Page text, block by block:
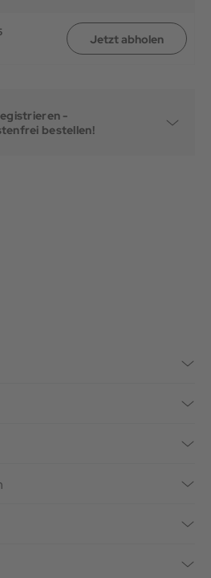
Jetzt abholen
-
bestellen!